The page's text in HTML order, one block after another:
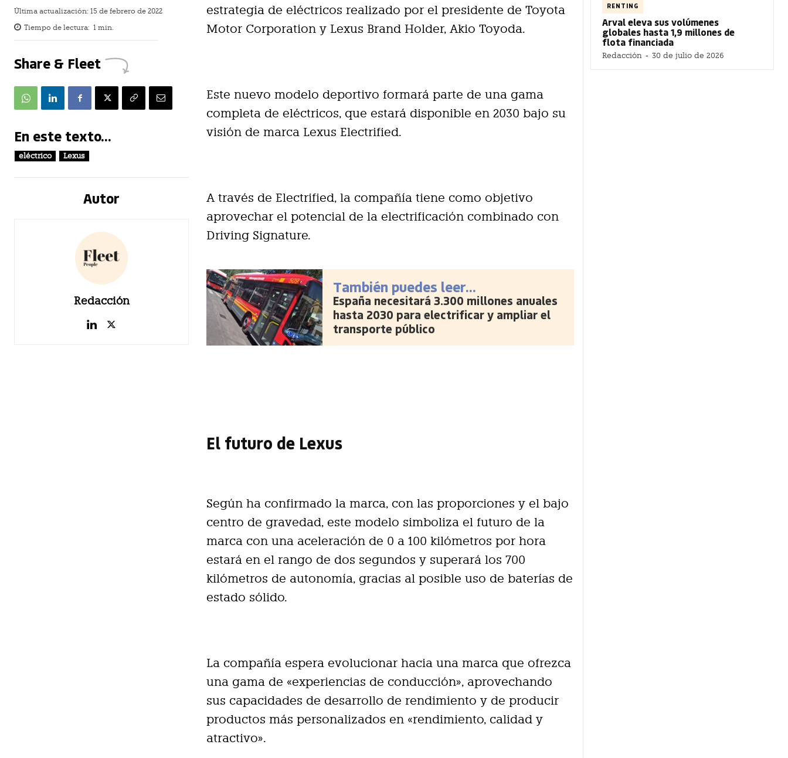
Última actualización: 15 de febrero de 2022
Tiempo de lectura: 1 min.
Share & Fleet
En este texto...
eléctrico Lexus
Autor
Redacción
estrategia de eléctricos realizado por el presidente de Toyota
Motor Corporation y Lexus Brand Holder, Akio Toyoda.
Este nuevo modelo deportivo formará parte de una gama
completa de eléctricos, que estará disponible en 2030 bajo su
visión de marca Lexus Electrified.
A través de Electrified, la compañía tiene como objetivo
aprovechar el potencial de la electrificación combinado con
Driving Signature.
También puedes leer...
España necesitará 3.300 millones anuales
hasta 2030 para electrificar y ampliar el
transporte público
El futuro de Lexus
Según ha confirmado la marca, con las proporciones y el bajo
centro de gravedad, este modelo simboliza el futuro de la
marca con una aceleración de 0 a 100 kilómetros por hora
estará en el rango de dos segundos y superará los 700
kilómetros de autonomía, gracias al posible uso de baterías de
estado sólido.
La compañía espera evolucionar hacia una marca que ofrezca
una gama de «experiencias de conducción», aprovechando
sus capacidades de desarrollo de rendimiento y de producir
productos más personalizados en «rendimiento, calidad y
atractivo».
RENTING
Arval eleva sus volúmenes
globales hasta 1,9 millones de
flota financiada
Redacción - 30 de julio de 2026